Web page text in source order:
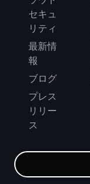
セキュ
リティ
最新情
報
ブログ
プレス
リリー
ス